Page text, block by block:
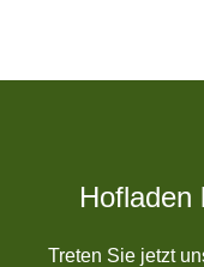
Hofladen
Treten Sie jetzt